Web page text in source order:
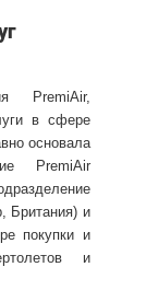
PremiAir,
в сфере
основала
PremiAir
Британия) и
покупки и
и